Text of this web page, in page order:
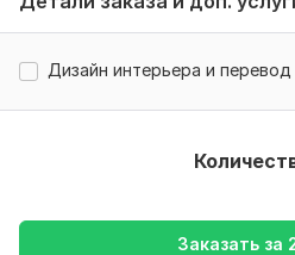
с Английского на Русский
Объем услуги в кворке:
500
Дизайн интерьера и перевод
Заказать за